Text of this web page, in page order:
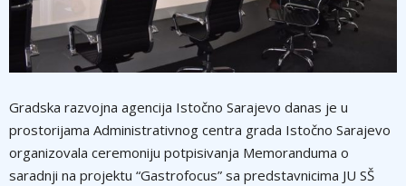
Gradska razvojna agencija Istočno Sarajevo danas je u
prostorijama Administrativnog centra grada Istočno Sarajevo
organizovala ceremoniju potpisivanja Memoranduma o
saradnji na projektu “Gastrofocus” sa predstavnicima JU SŠ